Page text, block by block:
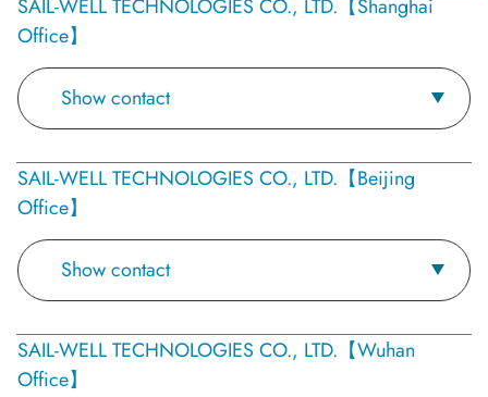
SAIL-WELL TECHNOLOGIES CO., LTD.【Shanghai
Office】
Show contact
SAIL-WELL TECHNOLOGIES CO., LTD.【Beijing
Office】
Show contact
SAIL-WELL TECHNOLOGIES CO., LTD.【Wuhan
Office】